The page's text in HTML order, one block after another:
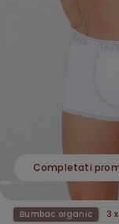
Completati
Bumbac organic 3